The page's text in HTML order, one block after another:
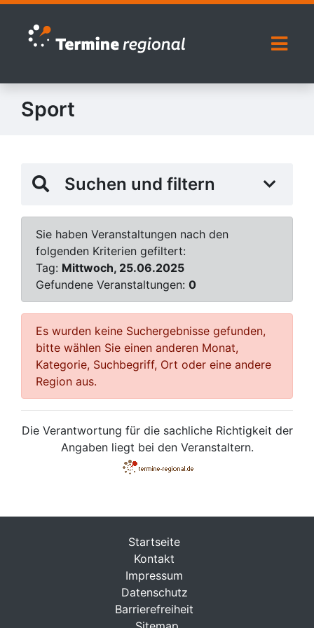
Zur Navigation springen
Zum Inhalt springen
Sport
Suchen und filtern
Sie haben Veranstaltungen nach den
folgenden Kriterien gefiltert:
Tag: Mittwoch, 25.06.2025
Gefundene Veranstaltungen: 0
Es wurden keine Suchergebnisse gefunden,
bitte wählen Sie einen anderen Monat,
Kategorie, Suchbegriff, Ort oder eine andere
Region aus.
Die Verantwortung für die sachliche Richtigkeit der
Angaben liegt bei den Veranstaltern.
Startseite
Kontakt
Impressum
Datenschutz
Barrierefreiheit